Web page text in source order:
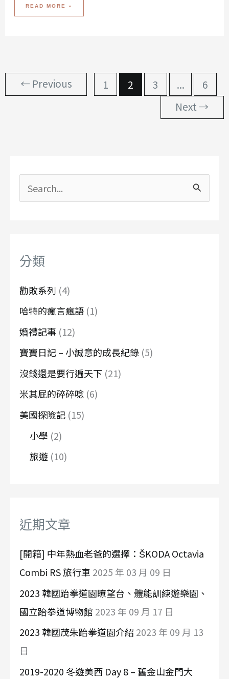
[開
好
OMEN
戲
READ MORE »
←Previous 1 2 3 ...
6
Next→
尋
字
分類
勸敗系列 (4)
哈特的瘋言瘋語(1)
婚禮記事 (12)
寶寶日記 – 小誠意的成長紀錄(5)
沒錢還是要行遍天下 (21)
米其屁的碎碎唸(6)
美國探險記(15)
小學 (2)
旅遊(10)
近期文章
[開箱] 中年熱血老爸的選擇：ŠKODA Octavia
Combi RS 旅行車 2025 年 03 月 09 日
2023 韓國跆拳道園瞭望台、體能訓練遊樂園、
國立跆拳道博物館 2023 年 09 月 17 日
2023 韓國茂朱跆拳道園介紹 2023 年 09 月 13
日
2019-2020 冬遊美西 Day 8 – 舊金山金門大